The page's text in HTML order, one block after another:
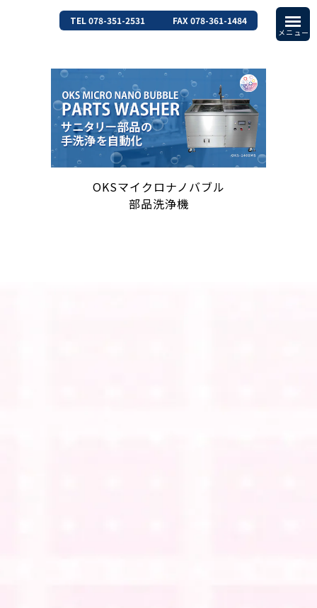
TEL 078-351-2531 FAX 078-361-1484
OKSマイクロナノバブル
部品洗浄機